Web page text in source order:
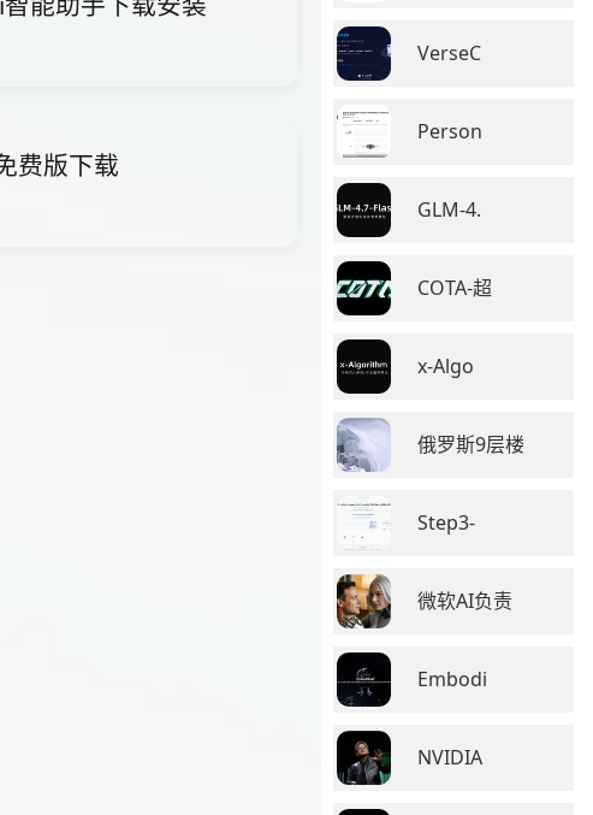
费版下载
VerseC
Person
GLM-4.
COTA-超
x-Algo
俄罗斯9层楼
Step3-
微软AI负责
Embodi
NVIDIA